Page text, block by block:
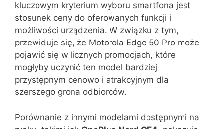
kluczowym kryterium wyboru smartfona jest
stosunek ceny do oferowanych funkcji i
możliwości urządzenia. W związku z tym,
przewiduje się, że Motorola Edge 50 Pro może
pojawić się w licznych promocjach, które
mogłyby uczynić ten model bardziej
przystępnym cenowo i atrakcyjnym dla
szerszego grona odbiorców.
Porównanie z innymi modelami dostępnymi na